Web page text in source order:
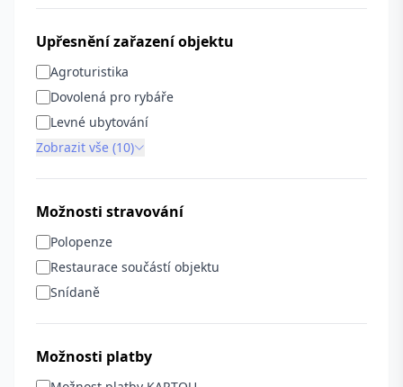
Upřesnění zařazení objektu
Agroturistika
Dovolená pro rybáře
Levné ubytování
Zobrazit vše (10)
Možnosti stravování
Polopenze
Restaurace součástí objektu
Snídaně
Možnosti platby